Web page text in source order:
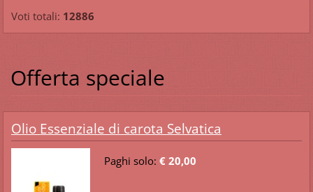
Voti totali: 12886
Offerta speciale
Olio Essenziale di carota Selvatica
Paghi solo: € 20,00